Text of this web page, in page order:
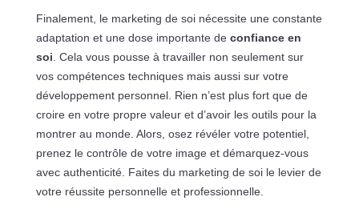
Finalement, le marketing de soi nécessite une constante
adaptation et une dose importante de confiance en
soi . Cela vous pousse à travailler non seulement sur
vos compétences techniques mais aussi sur votre
développement personnel. Rien n’est plus fort que de
croire en votre propre valeur et d’avoir les outils pour la
montrer au monde. Alors, osez révéler votre potentiel,
prenez le contrôle de votre image et démarquez-vous
avec authenticité. Faites du marketing de soi le levier de
votre réussite personnelle et professionnelle.